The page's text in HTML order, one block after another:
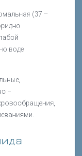
(37 –
воде
–